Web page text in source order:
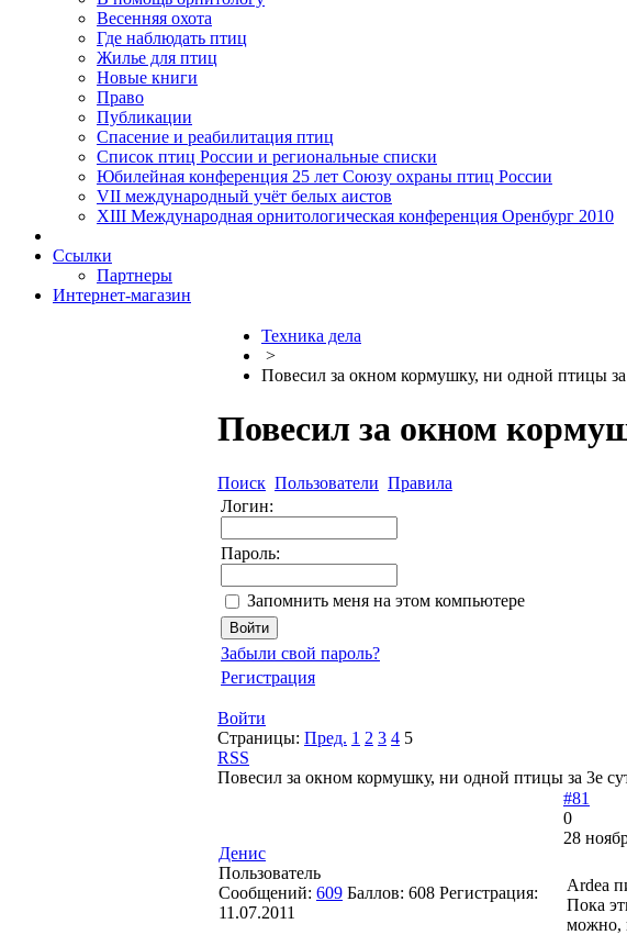
Весенняя охота
Где наблюдать птиц
Жилье для птиц
Новые книги
Право
Публикации
Спасение и реабилитация птиц
Список птиц России и региональные списки
Юбилейная конференция 25 лет Союзу охраны птиц России
VII международный учёт белых аистов
XIII Международная орнитологическая конференция Оренбург 2010
Ссылки
Партнеры
Интернет-магазин
Техника дела
>
Повесил за окном кормушку, ни одной птицы за
Повесил за окном
Поиск Пользователи Правила
Логин:
Пароль:
Запомнить меня на этом компьютере
Забыли свой пароль?
Регистрация
Войти
Страницы: Пред. 1 2 3 4 5
RSS
Повесил за окном кормушку, ни одной птицы за 3е
Денис
Пользователь
Сообщений: 609 Баллов: 608 Регистрация:
11.07.2011
#81
0
28
Ardea
Пока
можно,